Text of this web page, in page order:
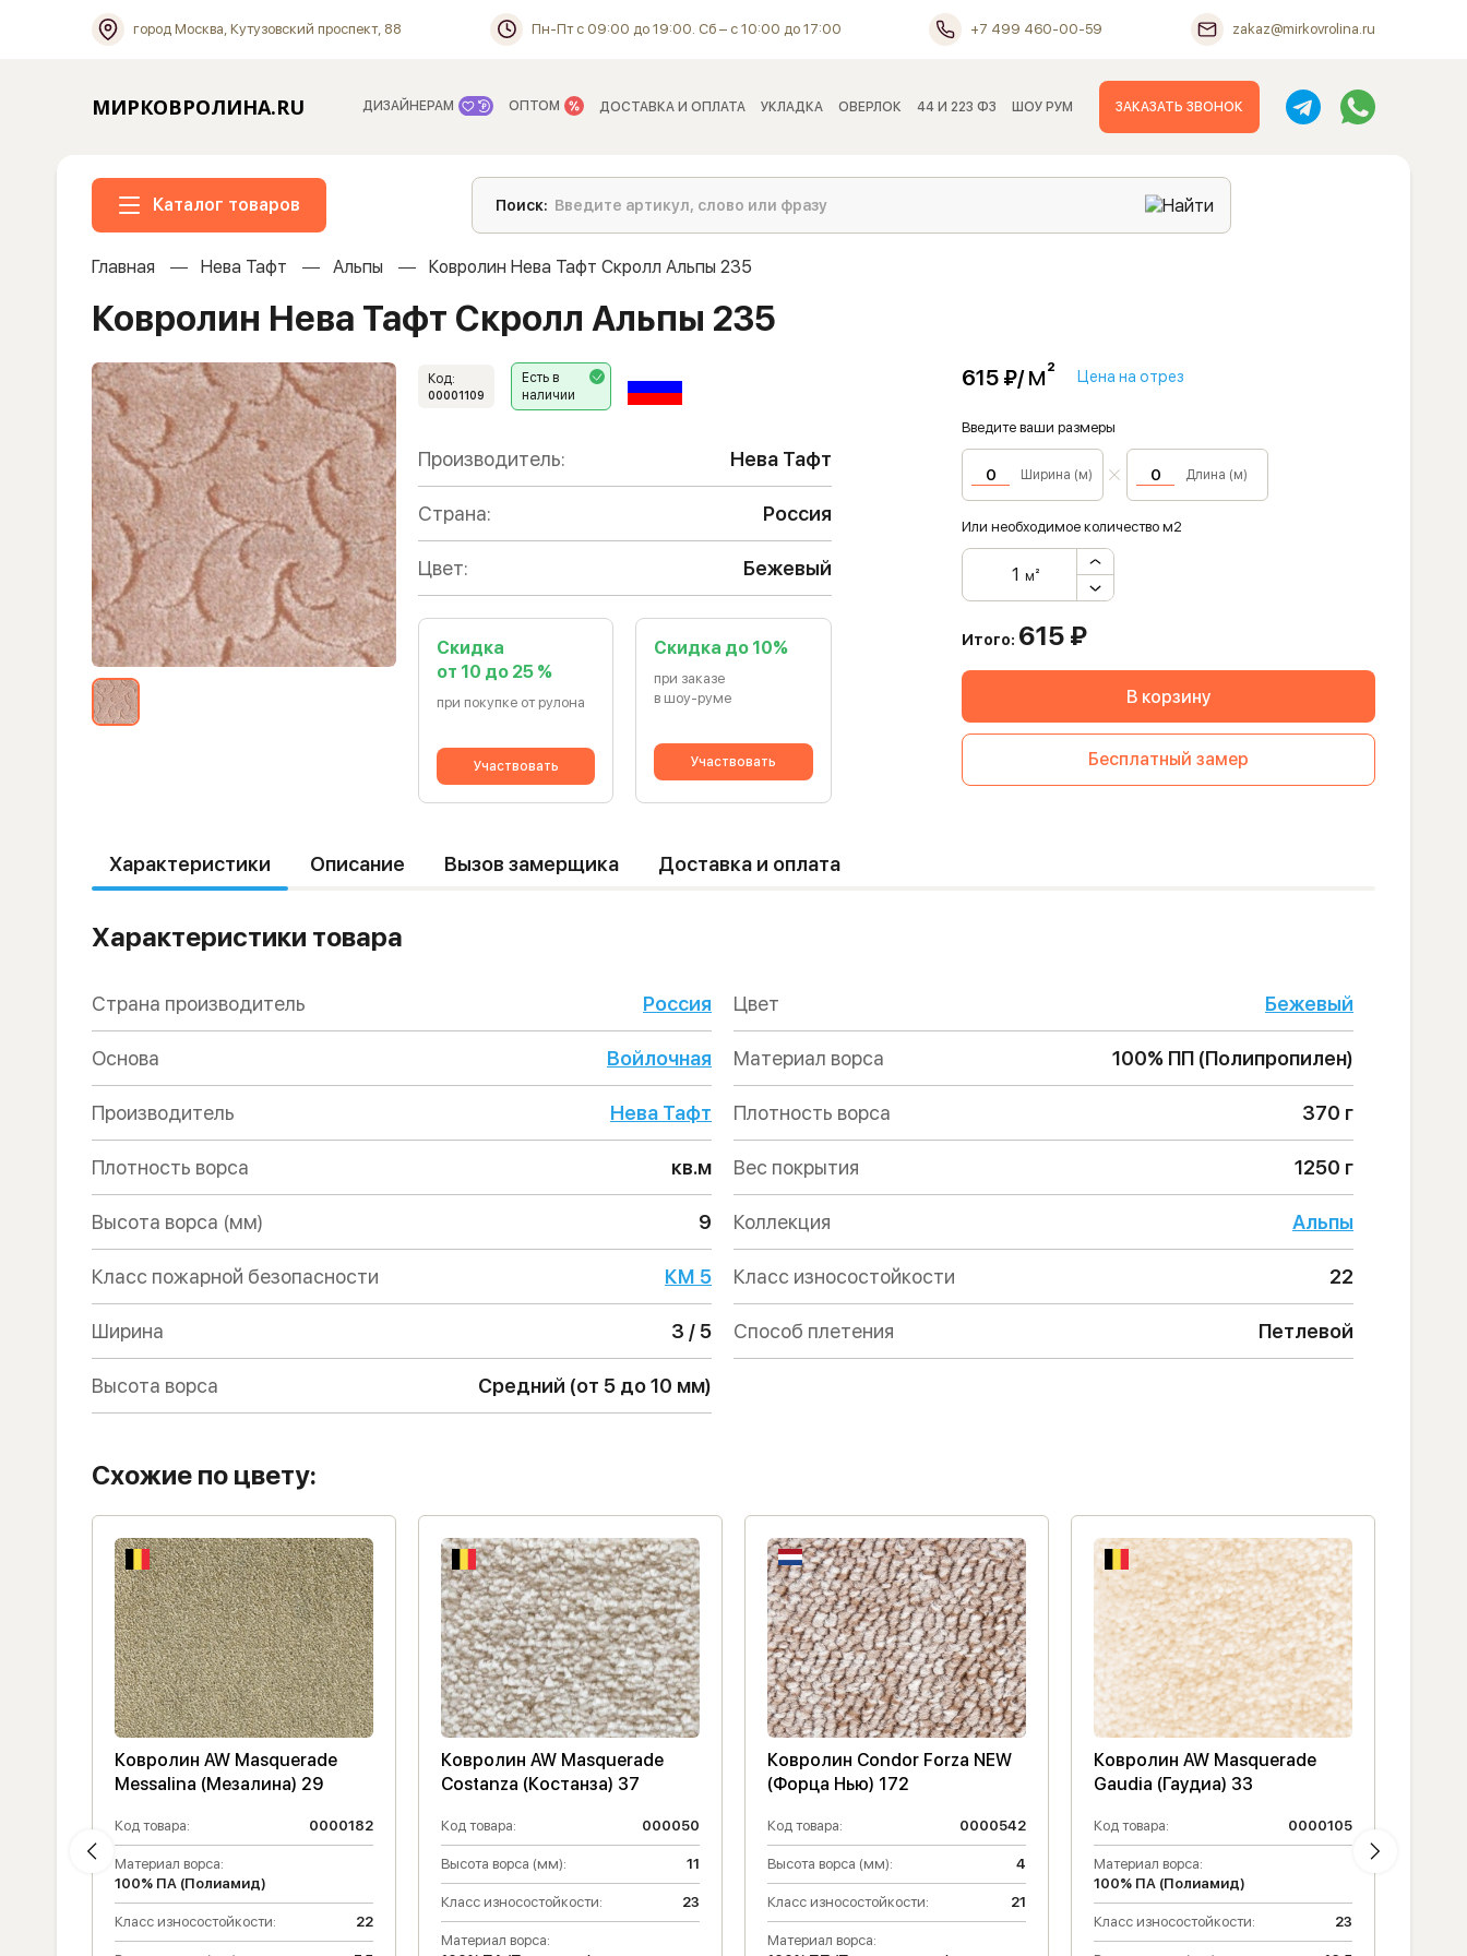
город Москва, Кутузовский проспект, 88 Пн-Пт с 09:00 до 19:00. Сб – с 10:00 до 17:00 +7 499 460-00-59 zakaz@mirkovrolina.ru
МИРКОВРОЛИНА.RU ДИЗАЙНЕРАМ ОПТОМ ДОСТАВКА И ОПЛАТА УКЛАДКА ОВЕРЛОК 44 И 223 ФЗ ШОУ РУМ ЗАКАЗАТЬ ЗВОНОК
Каталог товаров
Главная Нева Тафт Альпы Ковролин Нева Тафт Скролл Альпы 235
Ковролин Нева Тафт Скролл Альпы 235
Код:
00001109
Есть в
наличии
Производитель: Нева Тафт
Страна: Россия
Цвет: Бежевый
Скидка
от 10 до 25 %
при покупке от рулона
Участвовать
Cкидка до 10%
при заказе
в шоу-руме
Участвовать
615 ₽/м² Цена на отрез
Введите ваши размеры
Ширина (м) Длина (м)
Или необходимое количество м2
м²
Итого: 615 ₽
В корзину
Бесплатный замер
Характеристики Описание Вызов замерщика Доставка и оплата
Характеристики товара
Страна производитель Россия Цвет Бежевый
Основа Войлочная Материал ворса 100% ПП (Полипропилен)
Производитель Нева Тафт Плотность ворса 370 г
Плотность ворса кв.м Вес покрытия 1250 г
Высота ворса (мм) 9 Коллекция Альпы
Класс пожарной безопасности КМ 5 Класс износостойкости 22
Ширина 3 / 5 Способ плетения Петлевой
Высота ворса Средний (от 5 до 10 мм)
Схожие по цвету:
Ковролин AW Masquerade
Messalina (Мезалина) 29
Код товара: 0000182
Материал ворса:
100% ПА (Полиамид)
Класс износостойкости: 22
Ковролин AW Masquerade
Costanza (Костанза) 37
Код товара: 000050
Высота ворса (мм): 11
Класс износостойкости: 23
Материал ворса:
Ковролин Condor Forza NEW
(Форца Нью) 172
Код товара: 0000542
Высота ворса (мм): 4
Класс износостойкости: 21
Материал ворса:
Ковролин AW Masquerade
Gaudia (Гаудиа) 33
Код товара: 0000105
Материал ворса:
100% ПА (Полиамид)
Класс износостойкости: 23